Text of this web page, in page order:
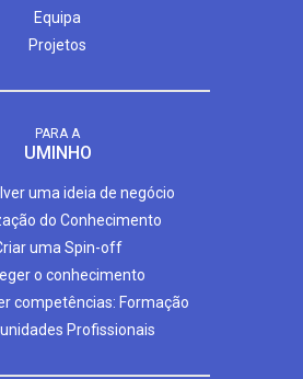
Equipa
Projetos
PARA A
UMINHO
uma ideia de negócio
do Conhecimento
uma Spin-off
o conhecimento
competências: Formação
Profissionais